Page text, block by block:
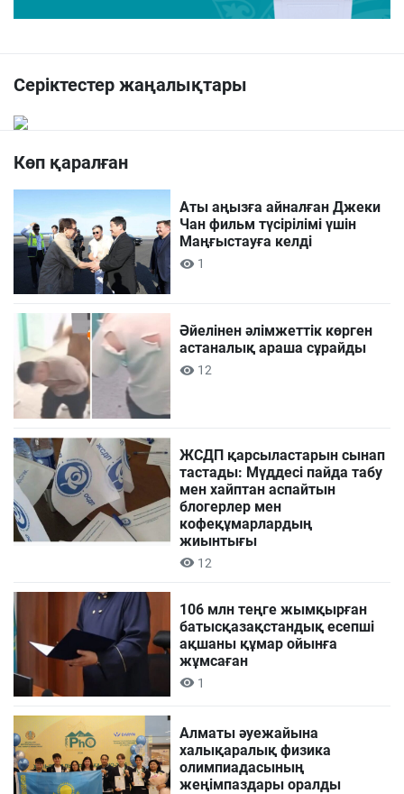
Серіктестер жаңалықтары
Көп қаралған
Аты аңызға айналған Джеки
Чан фильм түсірілімі үшін
Маңғыстауға келді
1
Әйелінен әлімжеттік көрген
астаналық араша сұрайды
12
ЖСДП қарсыластарын сынап
тастады: Мүддесі пайда табу
мен хайптан аспайтын
блогерлер мен
кофеқұмарлардың
жиынтығы
12
106 млн теңге жымқырған
батысқазақстандық есепші
ақшаны құмар ойынға
жұмсаған
1
Алматы әуежайына
халықаралық физика
олимпиадасының
жеңімпаздары оралды